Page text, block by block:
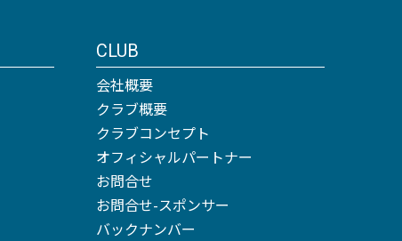
CLUB
会社概要
クラブ概要
クラブコンセプト
オフィシャルパートナー
お問合せ
お問合せ-スポンサー
バックナンバー